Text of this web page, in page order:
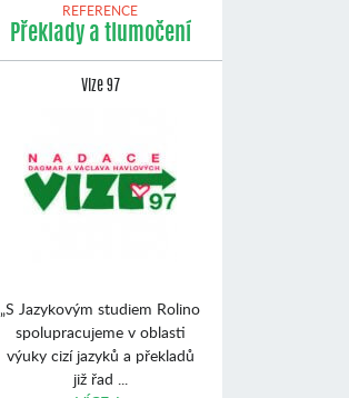
REFERENCE
Překlady a tlumočení
Vize 97
„S Jazykovým studiem Rolino
spolupracujeme v oblasti
výuky cizí jazyků a překladů
již řad ...